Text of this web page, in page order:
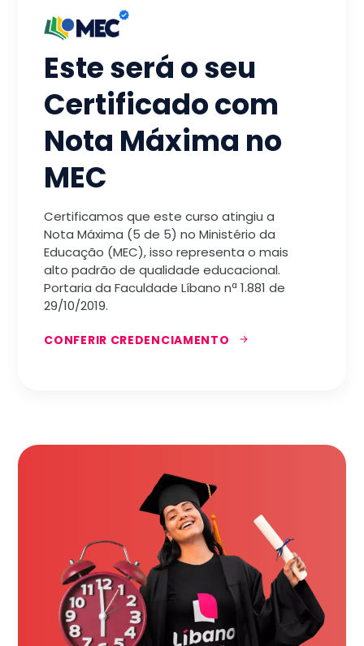
Este será o seu
Certificado com
Nota Máxima no
MEC
Certificamos que este curso atingiu a
Nota Máxima (5 de 5) no Ministério da
Educação (MEC), isso representa o mais
alto padrão de qualidade educacional.
Portaria da Faculdade Líbano nª 1.881 de
29/10/2019.
CONFERIR CREDENCIAMENTO